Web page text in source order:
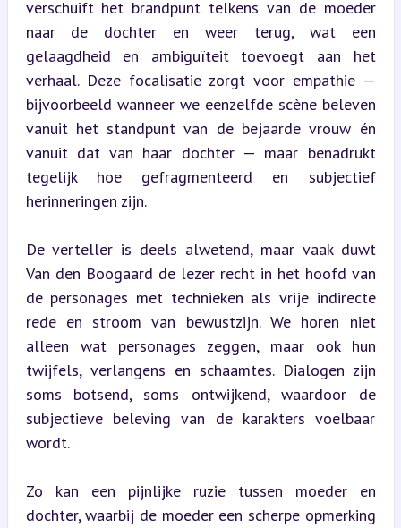
verschuift het brandpunt telkens van de moeder
naar de dochter en weer terug, wat een
gelaagdheid en ambiguïteit toevoegt aan het
verhaal. Deze focalisatie zorgt voor empathie —
bijvoorbeeld wanneer we eenzelfde scène beleven
vanuit het standpunt van de bejaarde vrouw én
vanuit dat van haar dochter — maar benadrukt
tegelijk hoe gefragmenteerd en subjectief
herinneringen zijn.
De verteller is deels alwetend, maar vaak duwt
Van den Boogaard de lezer recht in het hoofd van
de personages met technieken als vrije indirecte
rede en stroom van bewustzijn. We horen niet
alleen wat personages zeggen, maar ook hun
twijfels, verlangens en schaamtes. Dialogen zijn
soms botsend, soms ontwijkend, waardoor de
subjectieve beleving van de karakters voelbaar
wordt.
Zo kan een pijnlijke ruzie tussen moeder en
dochter, waarbij de moeder een scherpe opmerking